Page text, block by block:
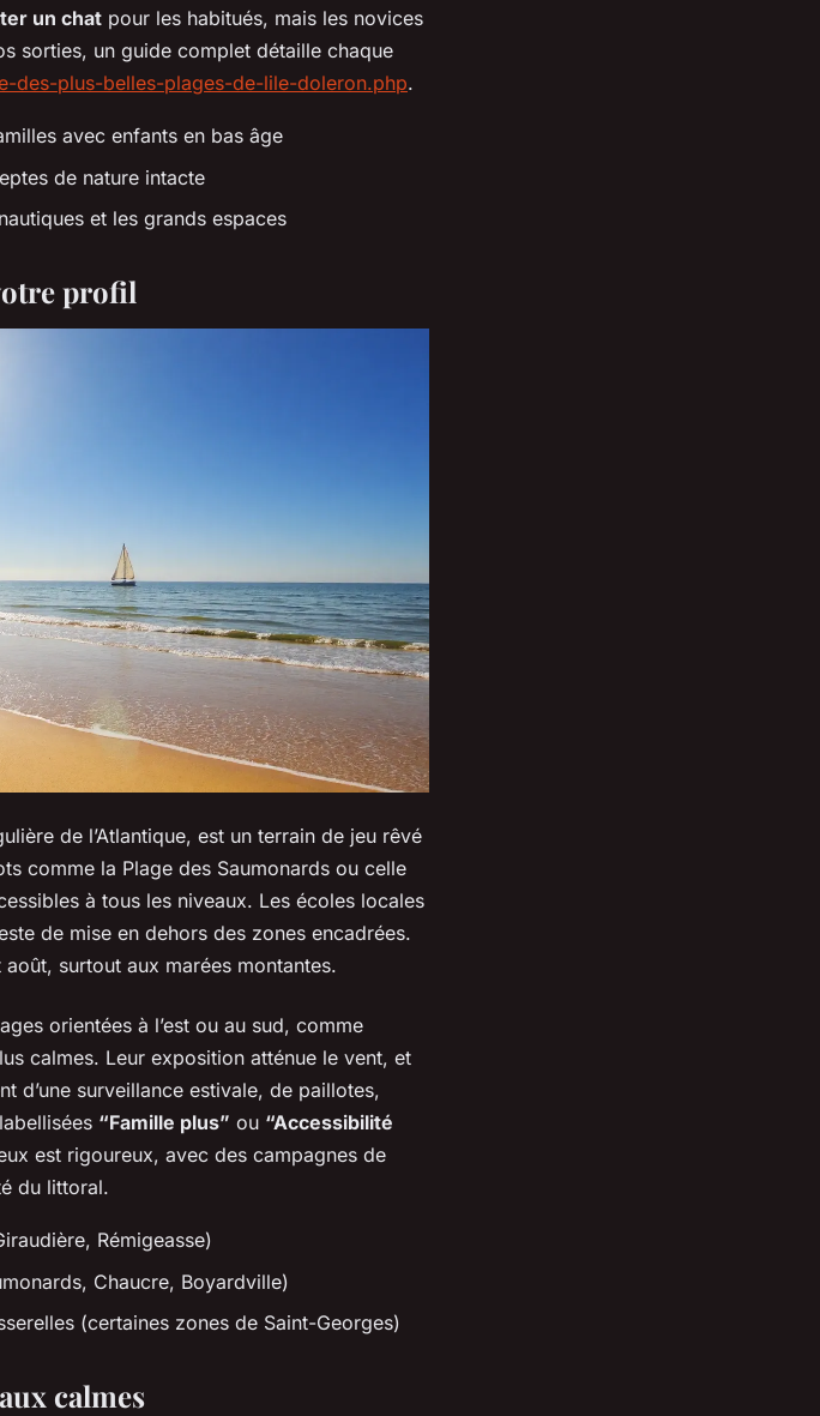
un chat pour les habitués, mais les novices
sorties, un guide complet détaille chaque
des-plus-belles-plages-de-lile-doleron.php.
avec enfants en bas âge
de nature intacte
et les grands espaces
profil
de l’Atlantique, est un terrain de jeu rêvé
comme la Plage des Saumonards ou celle
à tous les niveaux. Les écoles locales
de mise en dehors des zones encadrées.
surtout aux marées montantes.
orientées à l’est ou au sud, comme
calmes. Leur exposition atténue le vent, et
d’une surveillance estivale, de paillotes,
“Famille plus” ou “Accessibilité
est rigoureux, avec des campagnes de
du littoral.
Rémigeasse)
Chaucre, Boyardville)
(certaines zones de Saint-Georges)
calmes